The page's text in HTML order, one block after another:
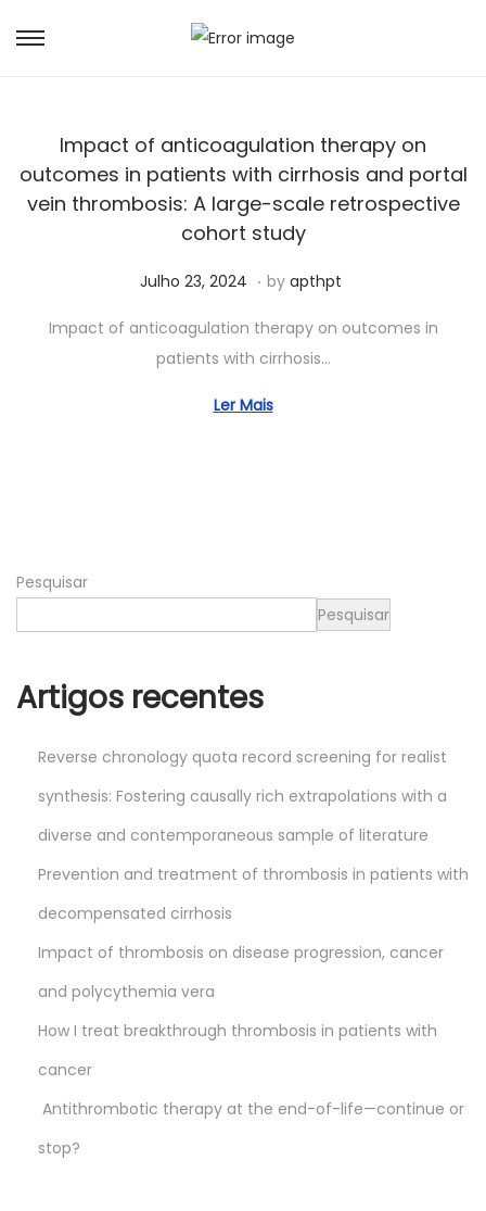
Impact of anticoagulation therapy on
outcomes in patients with cirrhosis and portal
vein thrombosis: A large-scale retrospective
cohort study
Posted on
Julho 23, 2024 S
t
e
m
4
. by apthpt
Impact of anticoagulation therapy on outcomes in
patients with cirrhosis…
Ler Mais
Pesquisar
Pesquisar
Artigos recentes
Reverse chronology quota record screening for realist
synthesis: Fostering causally rich extrapolations with a
diverse and contemporaneous sample of literature
Prevention and treatment of thrombosis in patients with
decompensated cirrhosis
Impact of thrombosis on disease progression, cancer
and polycythemia vera
How I treat breakthrough thrombosis in patients with
cancer
Antithrombotic therapy at the end-of-life—continue or
stop?